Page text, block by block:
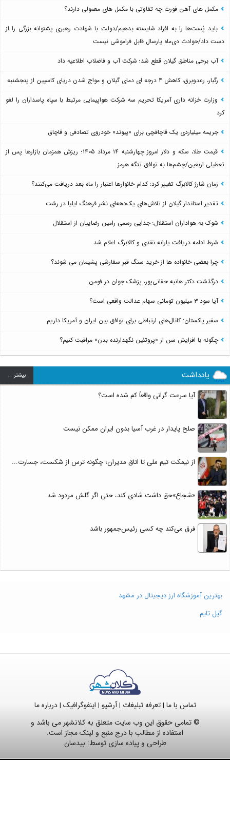
مکمل های آهن فورت چه تفاوتی با مکمل های معمولی دارند؟
باید پُست‌ها را به افراد شایسته بدهیم/دولت با شهادت رهبری پشتوانه بزرگی را از
دست داد/حوادث دی‌ماه پارسال قابل فراموشی نیست
آب برخی مناطق گیلان قطع شد؛ شرکت آب و فاضلاب اطلاعیه داد
رگبار، رعدوبرق، کاهش ۴ درجه ای دمای گیلان و مواج شدن دریای کاسپین از پنجشنبه
وزارت خزانه داری آمریکا تحریم سه شرکت هواپیمایی مرتبط با سپاه پاسداران را لغو
کرد
جریمه میلیاردی یک قاچاقچی برای «پیوند» خودروی تصادفی و قاچاق
قیمت طلا، سکه و دلار امروز چهارشنبه ۱۴ مرداد ۱۴۰۵؛ ریزش همزمان بازارها پس از
تعطیلی اربعین/چشم‌ها به توافق تنگه هرمز
زمان شارژ کالابرگ تغییر کرد؛ کدام خانوارها اعتبار را ماه بعد دریافت می‌کنند؟
تقدیر استاندار گیلان از تلاش‌های یک‌دهه‌ای نشر فرهنگ ایلیا در رشت
شوک به هواداران استقلال؛ جدایی رسمی رامین رضاییان از استقلال
شرط ادامه دریافت یارانه نقدی و کالابرگ اعلام شد
چرا بعضی خانواده ها از خرید سنگ قبر سفارشی پشیمان می شوند؟
درگذشت دکتر هانیه حقانی‌پور، پزشک جوان در فومن
آیا سود ۳ میلیون تومانی سهام عدالت واقعی است؟
سفیر پاکستان: کانال‌های ارتباطی برای توافق بین ایران و آمریکا داریم
چگونه با افزایش سن از «پروتئین نگهدارنده بدن» مراقبت کنیم؟
یادداشت بيشتر ...
آیا سرعت گرانی واقعاً کم شده است؟
صلح پایدار در غرب آسیا بدون ایران ممکن نیست
از نیمکت تیم ملی تا اتاق مدیران؛ چگونه ترس از شکست، جسارت...
«شجاع»حق داشت شادی کند، حتی اگر گلش مردود شد
فرق می‌کند چه کسی رئیس‌جمهور باشد
بهترین آموزشگاه ارز دیجیتال در مشهد
گیل تایم
تماس با ما |تعرفه تبلیغات |آرشیو | اینفوگرافیک |درباره ما
© تمامی حقوق این وب سایت متعلق به کلانشهر می باشد و
استفاده از مطالب با درج منبع و لینک مجاز است.
طراحی و پیاده سازی توسط: بیدسان